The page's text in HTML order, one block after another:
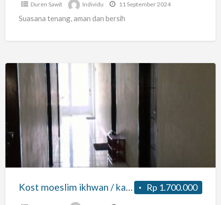
Duren Sawit Individu 11 September 2024
Suasana tenang, aman dan bersih
Kost
moeslim
ikhwan
/
karyawan
Rp 1.700.000
Kost moeslim ikhwan / karyawan